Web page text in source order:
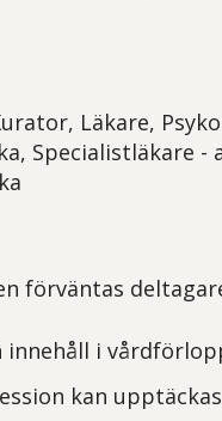
Läkare,
Specialistläkare -
förväntas
i
kan